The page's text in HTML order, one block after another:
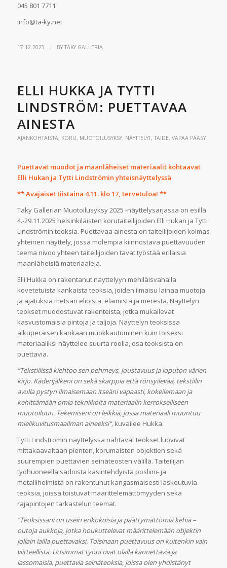
045 801 7711
info@ta-ky.net
17.12.2025 / BYTÄKY GALLERIA
ELLI HUKKA JA TYTTI
LINDSTRÖM: PUETTAVAA
AINESTA
AJANKOHTAISTA, KORU, MUOTOILUSYKSY, NÄYTTELYT, TAIDE, VAPAA PÄÄSY
Puettavat muodot ja maanläheiset materiaalit kohtaavat
Elli Hukan ja Tytti Lindströmin yhteisnäyttelyssä
** Avajaiset tiistaina 4.11. klo 17, tervetuloa! **
Täky Gallerian Muotoilusyksy 2025 -näyttelysarjassa on esillä
4.-29.11.2025 helsinkiläisten korutaiteilijoiden Elli Hukan ja Tytti
Lindströmin teoksia. Puettavaa ainesta on taiteilijoiden kolmas
yhteinen näyttely, jossa molempia kiinnostava puettavuuden
teema nivoo yhteen taiteilijoiden tavat työstää erilaisia
maanläheisiä materiaaleja.
Elli Hukka on rakentanut näyttelyyn mehiläisvahalla
kovetetuista kankaista teoksia, joiden ilmaisu lainaa muotoja
ja ajatuksia metsän eliöistä, eläimistä ja merestä. Näyttelyn
teokset muodostuvat rakenteista, jotka mukailevat
kasvustomaisia pintoja ja taljoja. Näyttelyn teoksissa
alkuperäisen kankaan muokkautuminen kuin toiseksi
materiaaliksi näyttelee suurta roolia, osa teoksista on
puettavia.
”Tekstiilissä kiehtoo sen pehmeys, joustavuus ja loputon värien
kirjo. Kädenjälkeni on sekä skarppia että rönsyilevää, tekstiilin
avulla pystyn ilmaisemaan itseäni vapaasti, kokeilemaan ja
kehittämään omia tekniikoita materiaalin kerrokselliseen
muotoiluun. Tekemiseni on leikkiä, jossa materiaali muuntuu
mielikuvitusmaailman aineeksi“,kuvailee Hukka.
Tytti Lindströmin näyttelyssä nähtävät teokset luovivat
mittakaavaltaan pienten, korumaisten objektien sekä
suurempien puettavien seinäteosten välillä. Taiteilijan
työhuoneella sadoista käsintehdyistä posliini- ja
metallihelmistä on rakentunut kangasmaisesti laskeutuvia
teoksia, joissa toistuvat määrittelemättömyyden sekä
rajapintojen tarkastelun teemat.
”Teoksissani on usein erikokoisia ja päättymättömiä kehiä –
outoja aukkoja, jotka houkuttelevat määrittelemään objektin
jollain lailla puettavaksi. Toisinaan puettavuus on kuitenkin vain
viitteellistä. Uusimmat työni ovat olalla kannettavia ja
lassomaisia, puettavia seinäteoksia, joissa olen yhdistänyt